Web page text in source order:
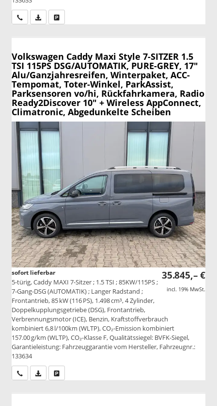
Wir rufen Sie anPDF-Datei, Fahrzeugexposé drucken
Volkswagen Caddy Maxi Style 7-SITZER 1.5
TSI 115PS DSG/AUTOMATIK, PURE-GREY, 17"
Alu/Ganzjahresreifen, Winterpaket, ACC-
Tempomat, Toter-Winkel, ParkAssist,
Parksensoren vo/hi, Rückfahrkamera, Radio
Ready2Discover 10" + Wireless AppConnect,
Climatronic, Abgedunkelte Scheiben
35.845,– €
incl. 19% MwSt.
sofort lieferbar
5-türig, Caddy MAXI 7-Sitzer ; 1.5 TSI ; 85KW/115PS ;
7-Gang-DSG (AUTOMATIK) ; Langer Radstand ;
Frontantrieb, 85 kW (116 PS), 1.498 cm³, 4 Zylinder,
Doppelkupplungsgetriebe (DSG), Frontantrieb,
Verbrennungsmotor (ICE), Benzin, Kraftstoffverbrauch
kombiniert 6,8 l/100km (WLTP), CO₂-Emission kombiniert
157.00 g/km (WLTP), CO₂-Klasse F, Qualitätssiegel: BVFK-Siegel,
Garantieleistung: Fahrzeuggarantie vom Hersteller, Fahrzeugnr.:
133634
Wir rufen Sie anPDF-Datei, Fahrzeugexposé drucken